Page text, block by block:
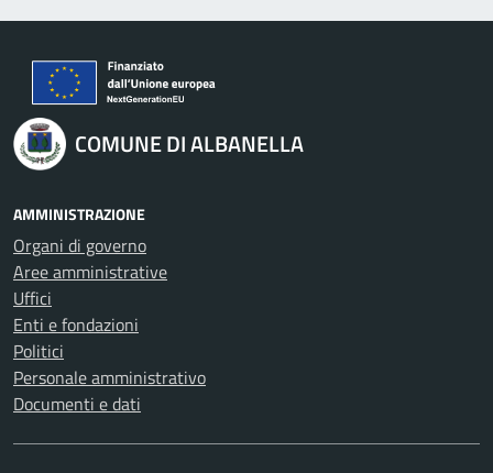
COMUNE DI ALBANELLA
AMMINISTRAZIONE
Organi di governo
Aree amministrative
Uffici
Enti e fondazioni
Politici
Personale amministrativo
Documenti e dati